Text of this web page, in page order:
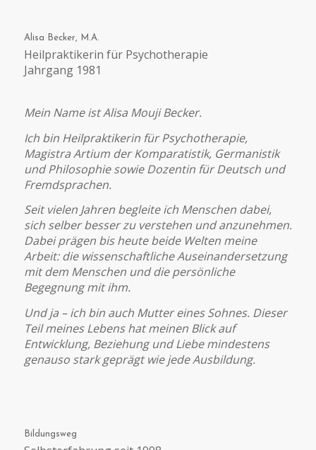
Alisa Becker, M.A.
Heilpraktikerin für Psychotherapie
Jahrgang 1981
Mein Name ist Alisa Mouji Becker.
Ich bin Heilpraktikerin für Psychotherapie,
Magistra Artium der Komparatistik, Germanistik
und Philosophie sowie Dozentin für Deutsch und
Fremdsprachen.
Seit vielen Jahren begleite ich Menschen dabei,
sich selber besser zu verstehen und anzunehmen.
Dabei prägen bis heute beide Welten meine
Arbeit: die wissenschaftliche Auseinandersetzung
mit dem Menschen und die persönliche
Begegnung mit ihm.
Und ja – ich bin auch Mutter eines Sohnes. Dieser
Teil meines Lebens hat meinen Blick auf
Entwicklung, Beziehung und Liebe mindestens
genauso stark geprägt wie jede Ausbildung.
Bildungsweg